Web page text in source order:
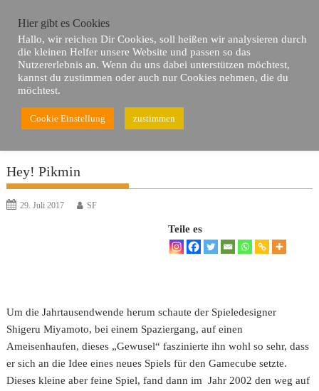
content
Du bist hier Home Reviews Hey! Pikmin
Hey! Pikmin
29. Juli 2017 SF
Teile es
Um die Jahrtausendwende herum schaute der Spieledesigner
Shigeru Miyamoto, bei einem Spaziergang, auf einen
Ameisenhaufen, dieses „Gewusel“ faszinierte ihn wohl so sehr, dass
er sich an die Idee eines neues Spiels für den Gamecube setzte.
Dieses kleine aber feine Spiel, fand dann im Jahr 2002 den weg auf
Hier gibt es Cookies
Hallo, wir reichen Dir Cookies, soll heißen wir analysieren durch
die kleinen Helfer unsere Website und passen so das
Nutzererlebnis an. Wenn du uns dabei unterstützen möchtest,
kannst du zustimmen oder auch nur Cookies nehmen, die du
möchtest.
Cookie Einstellung zustimmen